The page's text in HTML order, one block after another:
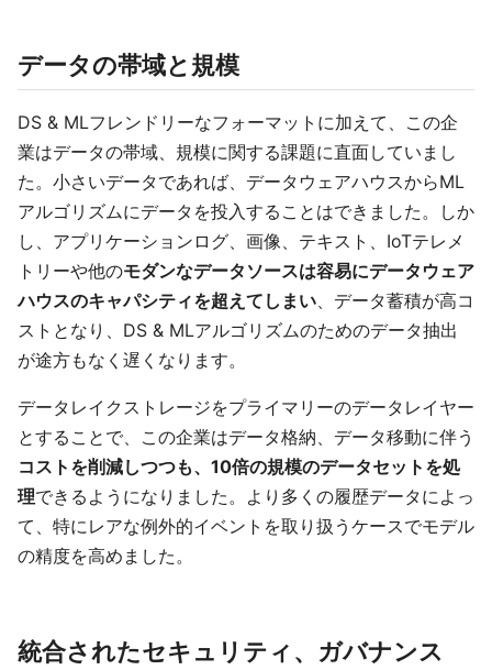
データの帯域と規模
DS & MLフレンドリーなフォーマットに加えて、この企
業はデータの帯域、規模に関する課題に直面していまし
た。小さいデータであれば、データウェアハウスからML
アルゴリズムにデータを投入することはできました。しか
し、アプリケーションログ、画像、テキスト、IoTテレメ
トリーや他のモダンなデータソースは容易にデータウェア
ハウスのキャパシティを超えてしまい、データ蓄積が高コ
ストとなり、DS & MLアルゴリズムのためのデータ抽出
が途方もなく遅くなります。
データレイクストレージをプライマリーのデータレイヤー
とすることで、この企業はデータ格納、データ移動に伴う
コストを削減しつつも、10倍の規模のデータセットを処
理できるようになりました。より多くの履歴データによっ
て、特にレアな例外的イベントを取り扱うケースでモデル
の精度を高めました。
統合されたセキュリティ、ガバナンス